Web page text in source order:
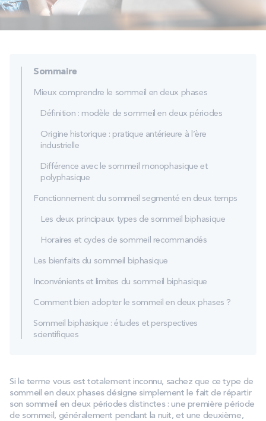
PROMOS
Nos engagements
Storelocator
Contact
Sommaire
Mieux comprendre le sommeil en deux phases
Définition : modèle de sommeil en deux périodes
Origine historique : pratique antérieure à l’ère
industrielle
Différence avec le sommeil monophasique et
polyphasique
Fonctionnement du sommeil segmenté en deux temps
Les deux principaux types de sommeil biphasique
Horaires et cycles de sommeil recommandés
Les bienfaits du sommeil biphasique
Inconvénients et limites du sommeil biphasique
Comment bien adopter le sommeil en deux phases ?
Sommeil biphasique : études et perspectives
scientifiques
Si le terme vous est totalement inconnu, sachez que ce type de
sommeil en deux phases désigne simplement le fait de répartir
son sommeil en deux périodes distinctes : une première période
de sommeil, généralement pendant la nuit, et une deuxième,